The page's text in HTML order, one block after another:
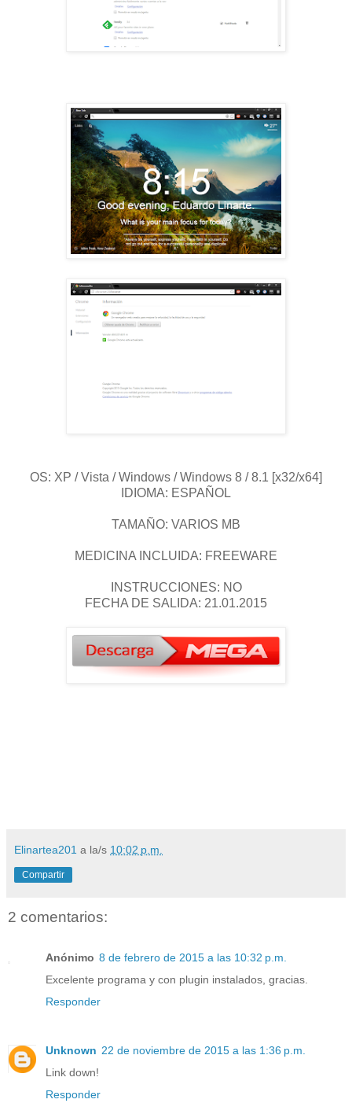
OS: XP / Vista / Windows / Windows 8 / 8.1 [x32/x64]
IDIOMA: ESPAÑOL
TAMAÑO: VARIOS MB
MEDICINA INCLUIDA: FREEWARE
INSTRUCCIONES: NO
FECHA DE SALIDA: 21.01.2015
Elinartea201 a la/s 10:02 p.m.
Compartir
2 comentarios:
Anónimo 8 de febrero de 2015 a las 10:32 p.m.
Excelente programa y con plugin instalados, gracias.
Responder
Unknown 22 de noviembre de 2015 a las 1:36 p.m.
Link down!
Responder